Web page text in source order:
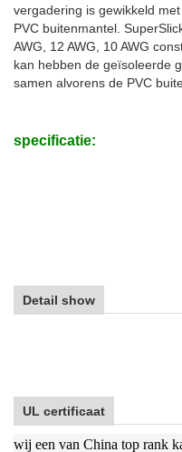
vergadering is gewikkeld
PVC buitenmantel.
AWG, 12 AWG, 10 AWG
kan hebben de geïsoleerde
samen alvorens de PVC
specificatie:
Detail show
UL certificaat
wij een van China top rank